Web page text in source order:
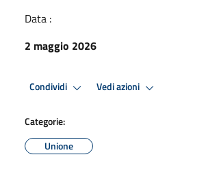
Data :
2 maggio 2026
Condividi Vedi azioni
Categorie:
Unione